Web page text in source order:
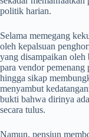
politik harian.
Selama memegang
oleh kepalsuan
yang disampaikan oleh
para vendor
hingga sikap
menyambut
bukti bahwa dirinya
secara tulus.
Namun, pensiun